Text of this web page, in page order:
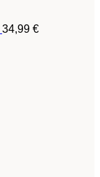
34,99 €